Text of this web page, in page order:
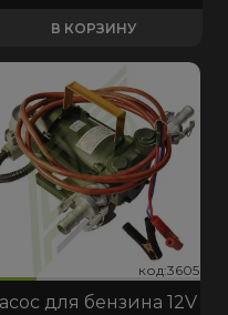
В КОРЗИНУ
код:7268
код:3605
для бензина 12V